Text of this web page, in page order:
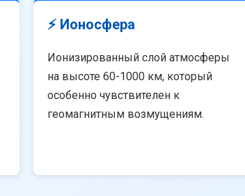
⚡ Ионосфера
Ионизированный слой атмосферы
на высоте 60-1000 км, который
особенно чувствителен к
геомагнитным возмущениям.